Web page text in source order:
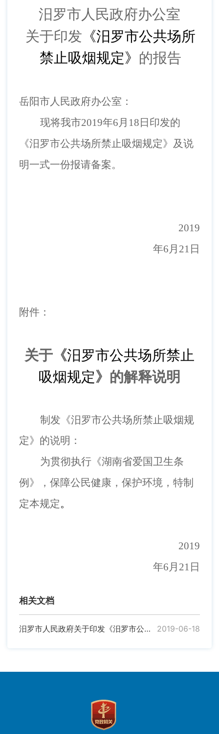
汨罗市人民政府办公室
关于印发 《汨罗市公共场所
禁止吸烟规定》 的报告
岳阳市人民政府办公室：
现将我市2019年6月 18日印发的
《汨罗市公共场所禁止吸烟规定》及说
明一式一份报请备案。
2019
年6月21日
附件：
关于《汨罗市公共场所禁止
吸烟规定》的解释说明
制发《汨罗市公共场所禁止吸烟规
定》的说明：
为贯彻执行《湖南省爱国卫生条
例》，保障公民健康，保护环境， 特制
定本规定。
2019
年6月21日
相关文档
汨罗市人民政府关于印发《汨罗市公共场所禁止吸烟规定》的通知 2019-06-18